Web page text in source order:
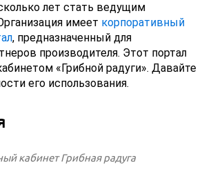
лет стать ведущим
имеет корпоративный
, предназначенный для
производителя. Этот портал
«Грибной радуги». Давайте
его использования.